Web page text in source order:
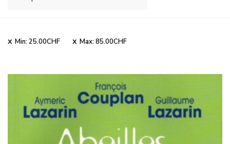
Min: 25.00CHF Max: 85.00CHF